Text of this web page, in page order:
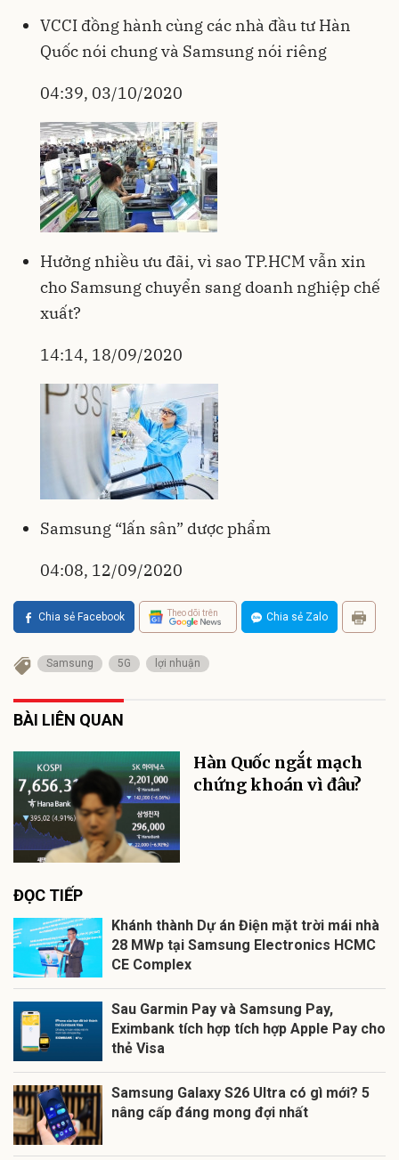
VCCI đồng hành cùng các nhà đầu tư Hàn
Quốc nói chung và Samsung nói riêng
04:39, 03/10/2020
Hưởng nhiều ưu đãi, vì sao TP.HCM vẫn xin
cho Samsung chuyển sang doanh nghiệp chế
xuất?
14:14, 18/09/2020
Samsung “lấn sân” dược phẩm
04:08, 12/09/2020
Chia sẻ Facebook Theo dõi trên Chia sẻ Zalo
Samsung 5G lợi nhuận
BÀI LIÊN QUAN
Hàn Quốc ngắt mạch
chứng khoán vì đâu?
ĐỌC TIẾP
Khánh thành Dự án Điện mặt trời mái nhà
28 MWp tại Samsung Electronics HCMC
CE Complex
Sau Garmin Pay và Samsung Pay,
Eximbank tích hợp tích hợp Apple Pay cho
thẻ Visa
Samsung Galaxy S26 Ultra có gì mới? 5
nâng cấp đáng mong đợi nhất